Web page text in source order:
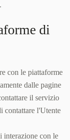
di
con le piattaforme
dalle pagine
il servizio
contattare l'Utente
interazione con le